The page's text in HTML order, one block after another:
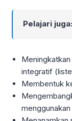
Pelajari juga:
integratif
Membentuk